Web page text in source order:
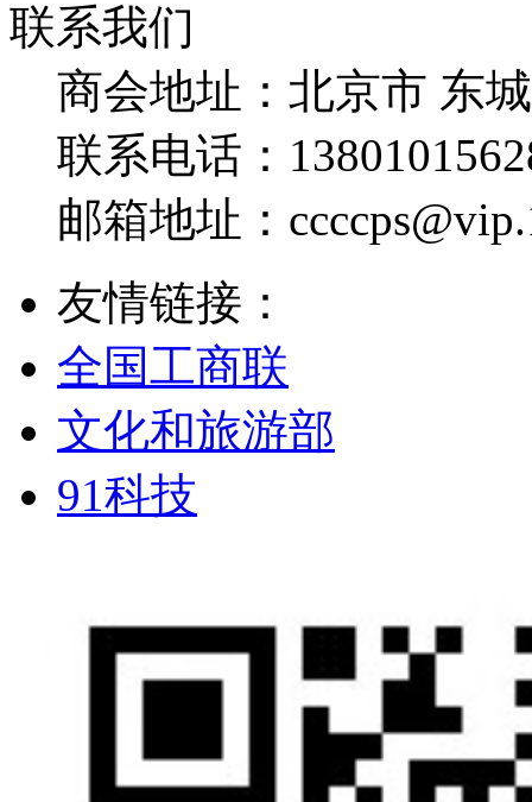
联系我们
商会地址： 北京市 东
联系电话：
邮箱地址：
友情链接：
全国工商联
文化和旅游部
91科技